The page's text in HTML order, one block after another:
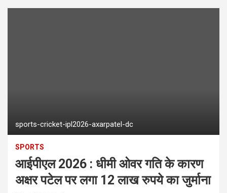
sports-cricket-ipl2026-axarpatel-dc
SPORTS
आईपीएल 2026 : धीमी ओवर गति के कारण
अक्षर पटेल पर लगा 12 लाख रुपये का जुर्माना